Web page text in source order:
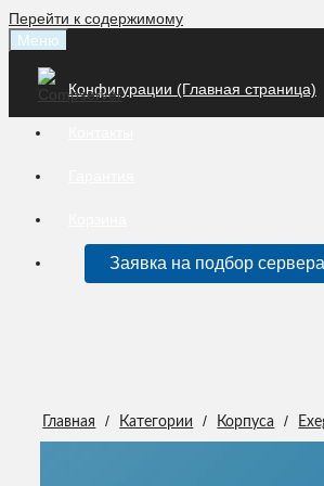
Перейти к содержимому
Меню
Конфигурации (Главная страница)
Заявка на подбор сервера
Главная / Категории / Корпуса /